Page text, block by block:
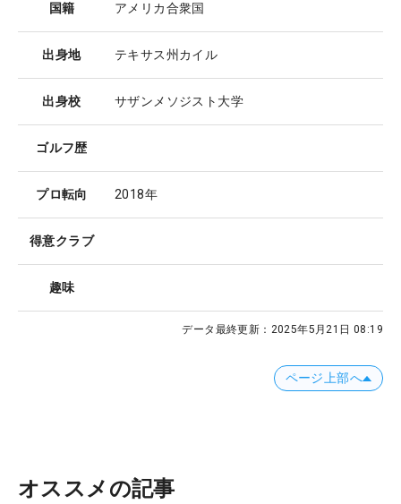
国籍 アメリカ合衆国
出身地 テキサス州カイル
出身校 サザンメソジスト大学
ゴルフ歴
プロ転向 2018年
得意クラブ
趣味
データ最終更新： 2025年5月21日 08:19
ページ上部へ
オススメの記事